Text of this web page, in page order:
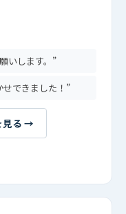
いします。
できました！
見る →